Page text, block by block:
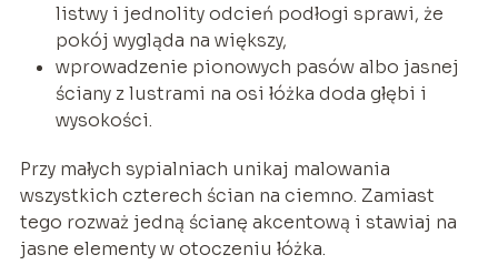
listwy i jednolity odcień podłogi sprawi, że
pokój wygląda na większy,
wprowadzenie pionowych pasów albo jasnej
ściany z lustrami na osi łóżka doda głębi i
wysokości.
Przy małych sypialniach unikaj malowania
wszystkich czterech ścian na ciemno. Zamiast
tego rozważ jedną ścianę akcentową i stawiaj na
jasne elementy w otoczeniu łóżka.